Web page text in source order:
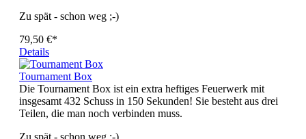
Zu spät - schon weg ;-)
79,50 €*
Details
Tournament Box
Die Tournament Box ist ein extra heftiges Feuerwerk mit
insgesamt 432 Schuss in 150 Sekunden! Sie besteht aus drei
Teilen, die man noch verbinden muss.